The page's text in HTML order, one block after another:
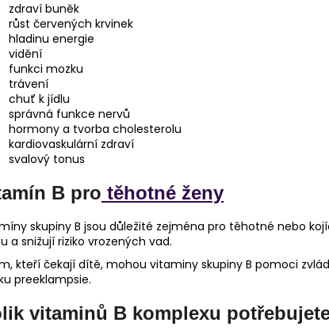
zdraví buněk
růst červených krvinek
hladinu energie
vidění
funkci mozku
trávení
chuť k jídlu
správná funkce nervů
hormony a tvorba cholesterolu
kardiovaskulární zdraví
svalový tonus
B pro těhotné ženy
skupiny B jsou důležité zejména pro těhotné nebo
a snižují riziko vrozených vad.
kteří čekají dítě, mohou vitaminy skupiny B pomoci
preeklampsie.
vitaminů B komplexu